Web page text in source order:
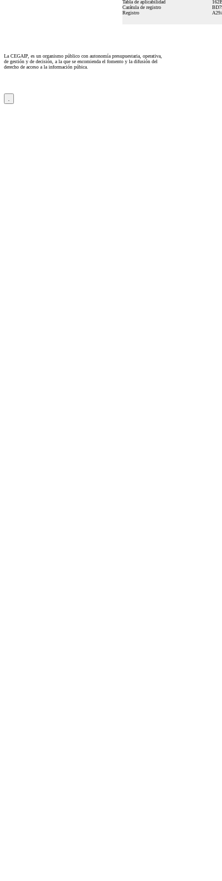
Tabla de aplicabilidad
Carátula de registro
Registro
La CEGAIP, es un organismo público con autonomía presupuestaria, operativa,
de gestión y de decisión, a la que se encomienda el fomento y la difusión del
derecho de acceso a la información púbica.